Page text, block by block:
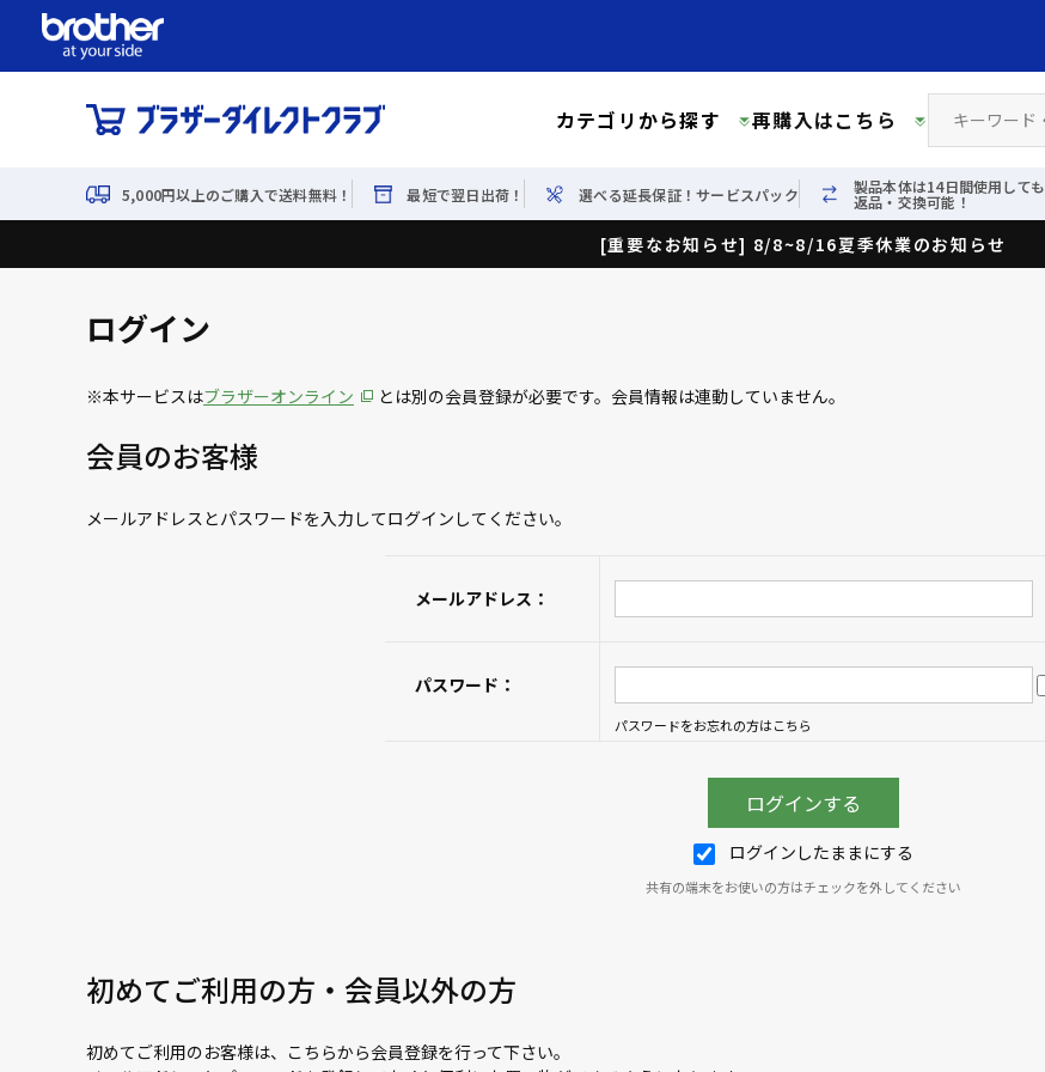
カテゴリから探す 再購入はこちら
5,000円以上のご購入で送料無料！ 最短で翌日出荷！ 選べる延長保証！サービスパック 製品本体は14日間使用しても
返品・交換可能！
[重要なお知らせ] 8/8~8/16夏季休業のお知らせ
ログイン
※本サービスはブラザーオンライン とは別の会員登録が必要です。会員情報は連動していません。
会員のお客様
メールアドレスとパスワードを入力してログインしてください。
メールアドレス：
パスワード：
パスワードをお忘れの方はこちら
ログインしたままにする
共有の端末をお使いの方はチェックを外してください
初めてご利用の方・会員以外の方
初めてご利用のお客様は、こちらから会員登録を行って下さい。